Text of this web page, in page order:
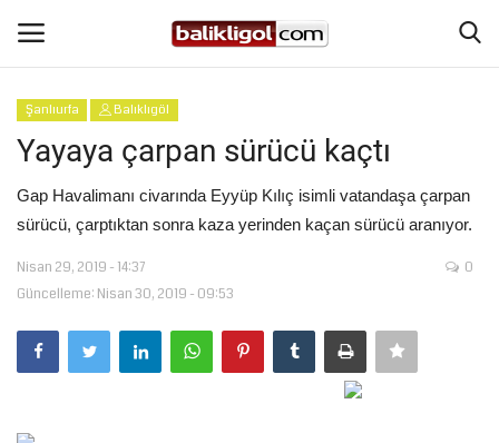
Giriş Yap
Anasayfa
Eğitim
Şanlıurfa Balıklıgöl
Yayaya çarpan sürücü kaçtı
Gap Havalimanı civarında Eyyüp Kılıç isimli vatandaşa çarpan
sürücü, çarptıktan sonra kaza yerinden kaçan sürücü aranıyor.
Nisan 29, 2019 - 14:37
Güncelleme: Nisan 30, 2019 - 09:53
0